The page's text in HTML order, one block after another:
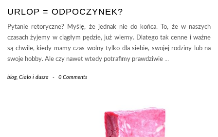
URLOP = ODPOCZYNEK?
Pytanie retoryczne? Myślę, że jednak nie do końca. To, że w naszych
czasach żyjemy w ciągłym pędzie, już wiemy. Dlatego tak cenne i ważne
są chwile, kiedy mamy czas wolny tylko dla siebie, swojej rodziny lub na
swoje hobby. Ale czy nawet wtedy potrafimy prawdziwie …
blog, Ciało i dusza - 0 Comments